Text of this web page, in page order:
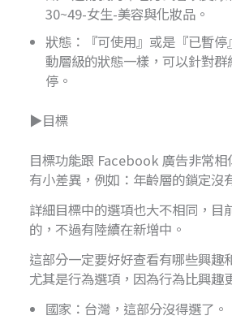
30~49-女生-美容與化妝品。
狀態：『可使用』或是『已暫
動層級的狀態一樣，可以針對
停。
▶目標
目標功能跟 Facebook 廣告非常
有小差異，例如：年齡層的鎖定沒
詳細目標中的選項也大不相同，目
的，不過有陸續在新增中。
這部分一定要好好查看有哪些興趣
尤其是行為選項，因為行為比興趣
國家：台灣，這部分沒得選了。